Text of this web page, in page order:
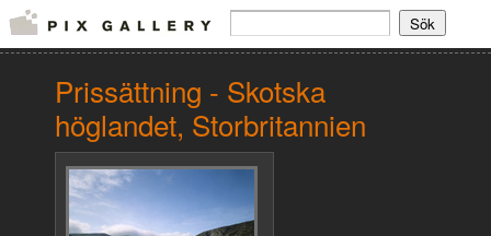
Prissättning - Skotska
höglandet, Storbritannien